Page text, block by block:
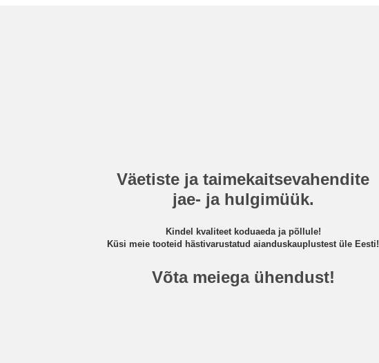
Väetiste ja taimekaitsevahendite
jae- ja hulgimüük.
Kindel kvaliteet koduaeda ja põllule!
Küsi meie tooteid hästivarustatud aianduskauplustest üle Eesti!
Võta meiega ühendust!